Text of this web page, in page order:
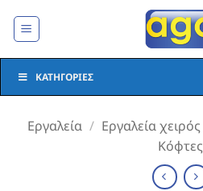
στο
ΚΑΤΗΓΟΡΊΕΣ
Εργαλεία / Εργαλεία χειρός
Κόφτες